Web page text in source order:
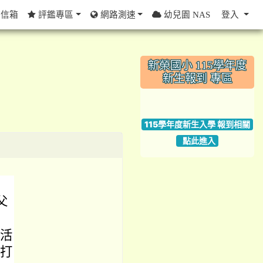
:::
新榮國小 115學年度
新生報到 專區
115學年度新生入學 報到相關
點此進入
箱 評鑑專區 網路測速 幼兒園 NAS 登入